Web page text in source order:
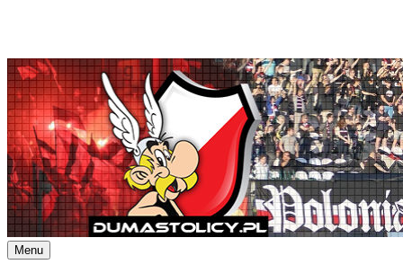
Skip
to
content
Menu